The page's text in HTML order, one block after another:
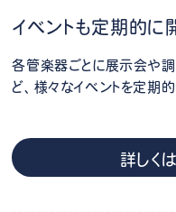
イベントも定期的に
各管楽器ごとに展示会や
ど、様々なイベントを定期
詳しく